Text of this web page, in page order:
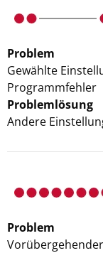
Problem
Gewählte
Programmfehler
Problemlösung
Andere
Problem